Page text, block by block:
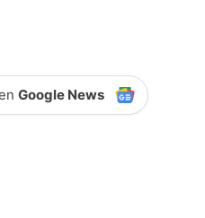
Google News